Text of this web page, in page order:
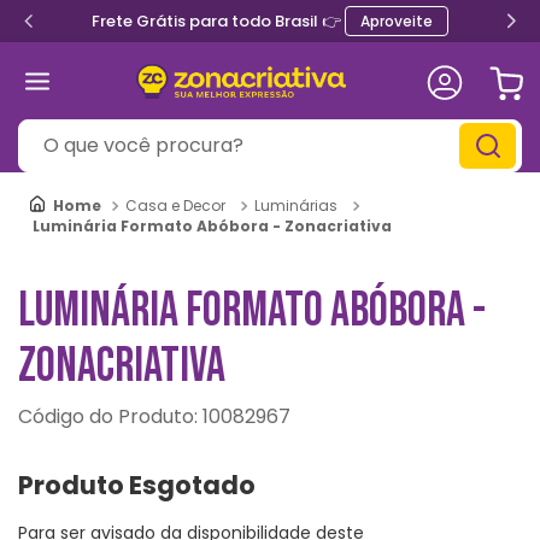
Frete Grátis para todo Brasil 👉 Aproveite
O que você procura?
Casa e Decor
Luminárias
Luminária Formato Abóbora - Zonacriativa
LUMINÁRIA FORMATO ABÓBORA -
ZONACRIATIVA
: 10082967